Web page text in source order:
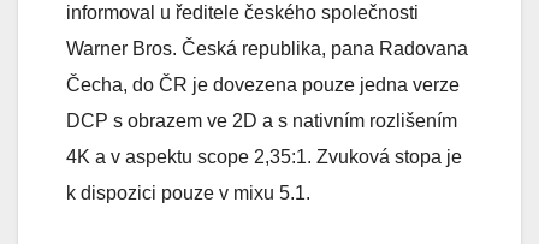
informoval u ředitele českého společnosti
Warner Bros. Česká republika, pana Radovana
Čecha, do ČR je dovezena pouze jedna verze
DCP s obrazem ve 2D a s nativním rozlišením
4K a v aspektu scope 2,35:1. Zvuková stopa je
k dispozici pouze v mixu 5.1.